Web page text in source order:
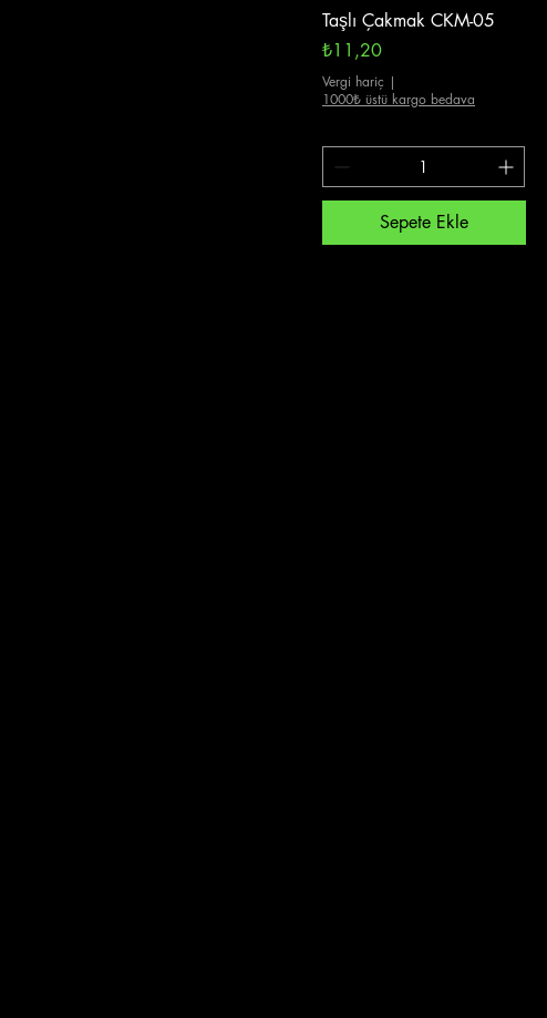
Hızlı Bakış
Taşlı Çakmak CKM-05
Fiyat
₺11,20
Vergi hariç |
1000₺ üstü kargo bedava
Sepete Ekle